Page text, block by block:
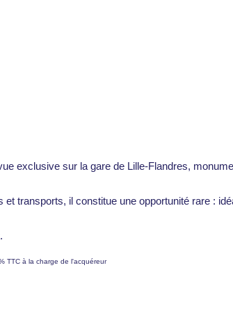
exclusive sur la gare de Lille-Flandres,
transports, il constitue une opportunité rare :
TTC à la charge de l'acquéreur